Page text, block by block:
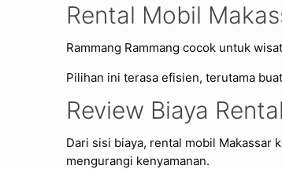
Rental Mobil
Rammang Rammang cocok untuk
Pilihan ini terasa efisien, terutama
Review Biaya
Dari sisi biaya, rental mobil Makassar
mengurangi kenyamanan.